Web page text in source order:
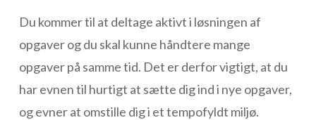
Du kommer til at deltage aktivt i løsningen af
opgaver og du skal kunne håndtere mange
opgaver på samme tid. Det er derfor vigtigt, at du
har evnen til hurtigt at sætte dig ind i nye opgaver,
og evner at omstille dig i et tempofyldt miljø.